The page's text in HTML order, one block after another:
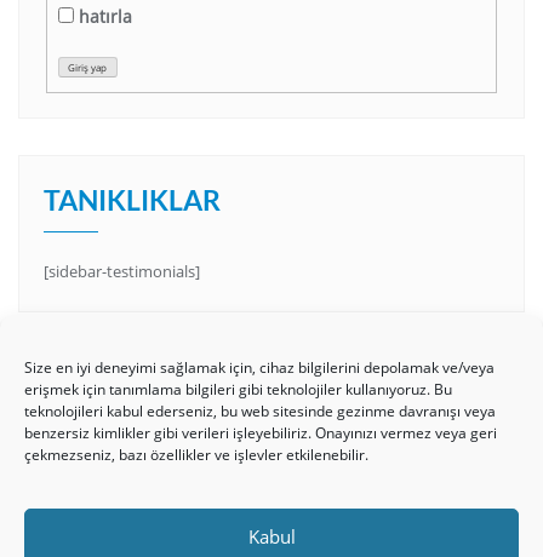
Size en iyi deneyimi sağlamak için, cihaz bilgilerini depolamak ve/veya
erişmek için tanımlama bilgileri gibi teknolojiler kullanıyoruz. Bu
teknolojileri kabul ederseniz, bu web sitesinde gezinme davranışı veya
benzersiz kimlikler gibi verileri işleyebiliriz. Onayınızı vermez veya geri
çekmezseniz, bazı özellikler ve işlevler etkilenebilir.
Kabul
hatırla
Giriş yap
TANIKLIKLAR
[sidebar-testimonials]